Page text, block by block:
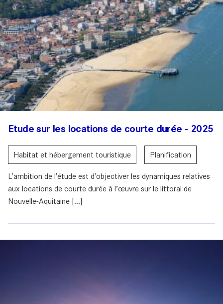
Etude sur les locations de courte durée - 2025
Habitat et hébergement touristique Planification
L'ambition de l'étude est d'objectiver les dynamiques relatives
aux locations de courte durée à l’œuvre sur le littoral de
Nouvelle-Aquitaine [...]